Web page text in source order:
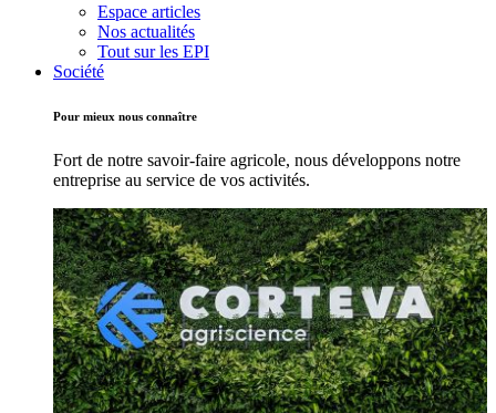
Espace articles
Nos actualités
Tout sur les EPI
Société
Pour mieux nous connaître
Fort de notre savoir-faire agricole, nous développons notre
entreprise au service de vos activités.